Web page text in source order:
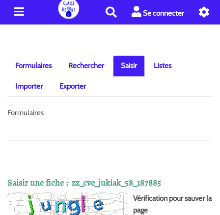
e
e
r
c
e
Se connecter
Formulaires Rechercher Saisir Listes
Importer Exporter
Formulaires
Saisir une fiche : zz_cve_jukiak_58_187885
Vérification pour sauver la
page